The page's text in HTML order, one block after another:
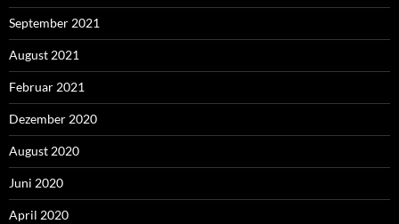
September 2021
August 2021
Februar 2021
Dezember 2020
August 2020
Juni 2020
April 2020